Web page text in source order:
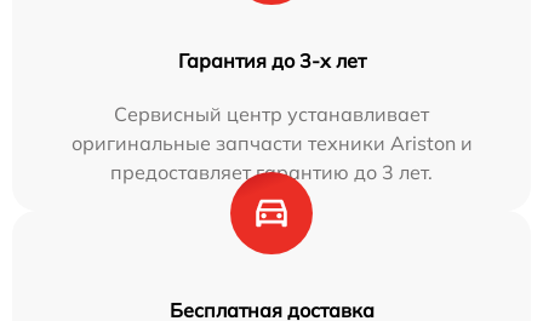
Гарантия до 3-х лет
Сервисный центр устанавливает
оригинальные запчасти техники Ariston и
предоставляет гарантию до 3 лет.
Бесплатная доставка